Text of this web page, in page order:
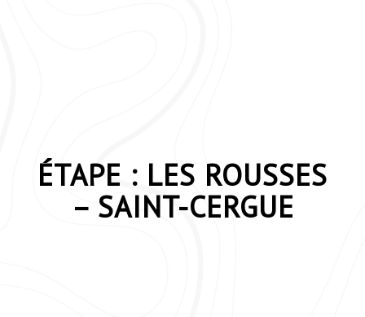
ÉTAPE : LES ROUSSES
– SAINT-CERGUE